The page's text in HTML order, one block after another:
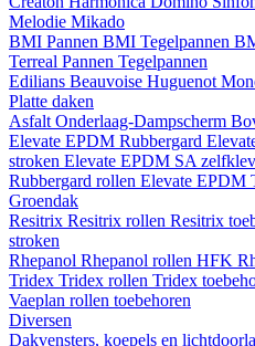
Melodie Mikado
BMI Pannen BMI Tegelpannen
Terreal Pannen Tegelpannen
Edilians Beauvoise Huguenot
Platte daken
Asfalt Onderlaag-Dampscherm
Elevate EPDM Rubbergard
stroken Elevate EPDM SA
Rubbergard rollen Elevate EPDM
Groendak
Resitrix Resitrix rollen Resitrix
stroken
Rhepanol Rhepanol rollen HFK
Tridex Tridex rollen Tridex
Vaeplan rollen toebehoren
Diversen
Dakvensters, koepels en